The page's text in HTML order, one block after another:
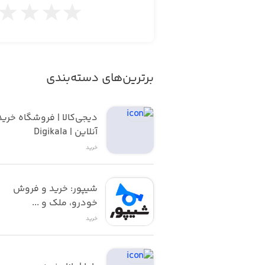
✓ امکان پرداخت به شکل‌های مختلف،
برترین‌های دسته‌بندی
آنلاین | Digikala
خرید
خودرو، ملک و ...
خرید